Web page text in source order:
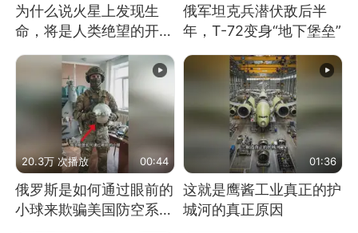
为什么说火星上发现生
命，将是人类绝望的开
始？
俄军坦克兵潜伏敌后半
年，T-72变身“地下堡垒”
20.3万 次播放 00:44
俄罗斯是如何通过眼前的
小球来欺骗美国防空系统
01:36
这就是鹰酱工业真正的护
城河的真正原因